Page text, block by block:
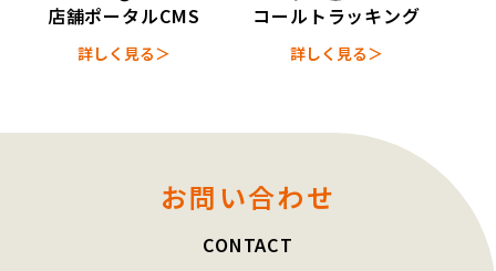
店舗ポータルCMS
詳しく見る＞
コールトラッキング
詳しく見る＞
お問い合わせ
CONTACT